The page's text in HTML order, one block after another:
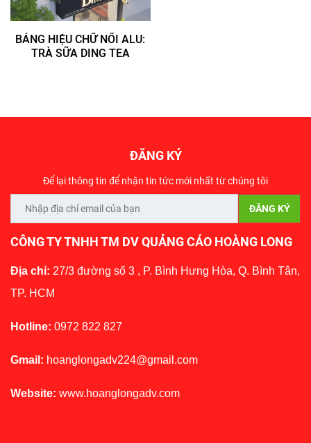
BẢNG HIỆU CHỮ NỔI ALU:
TRÀ SỮA DING TEA
ĐĂNG KÝ
Để lại thông tin để nhận tin tức mới nhất từ chúng tôi
CÔNG TY TNHH TM DV QUẢNG CÁO HOÀNG LONG
Địa chỉ: 27/3 đường số 3 , P. Bình Hưng Hòa, Q. Bình Tân,
TP. HCM
Hotline: 0972 822 827
Gmail: hoanglongadv224@gmail.com
Website: www.hoanglongadv.com